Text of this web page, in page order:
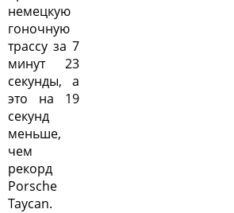
немецкую
гоночную
трассу за 7
минут 23
секунды, а
это на 19
секунд
меньше,
чем
рекорд
Porsche
Taycan.